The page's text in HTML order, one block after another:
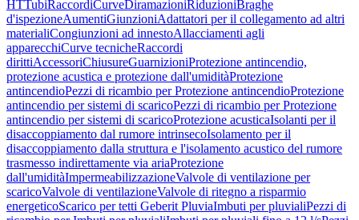
HTTubiRaccordiCurveDiramazioniRiduzioniBraghe
d'ispezioneAumentiGiunzioniAdattatori per il collegamento ad altri
materialiCongiunzioni ad innestoAllacciamenti agli
apparecchiCurve tecnicheRaccordi
dirittiAccessoriChiusureGuarnizioniProtezione antincendio,
protezione acustica e protezione dall'umiditàProtezione
antincendioPezzi di ricambio per Protezione antincendioProtezione
antincendio per sistemi di scaricoPezzi di ricambio per Protezione
antincendio per sistemi di scaricoProtezione acusticaIsolanti per il
disaccoppiamento dal rumore intrinsecoIsolamento per il
disaccoppiamento dalla struttura e l'isolamento acustico del rumore
trasmesso indirettamente via ariaProtezione
dall'umiditàImpermeabilizzazioneValvole di ventilazione per
scaricoValvole di ventilazioneValvole di ritegno a risparmio
energeticoScarico per tetti Geberit PluviaImbuti per pluvialiPezzi di